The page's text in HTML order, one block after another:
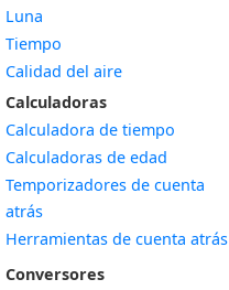
Luna
Tiempo
Calidad del aire
Calculadoras
Calculadora de tiempo
Calculadoras de edad
Temporizadores de cuenta
atrás
Herramientas de cuenta atrás
Conversores